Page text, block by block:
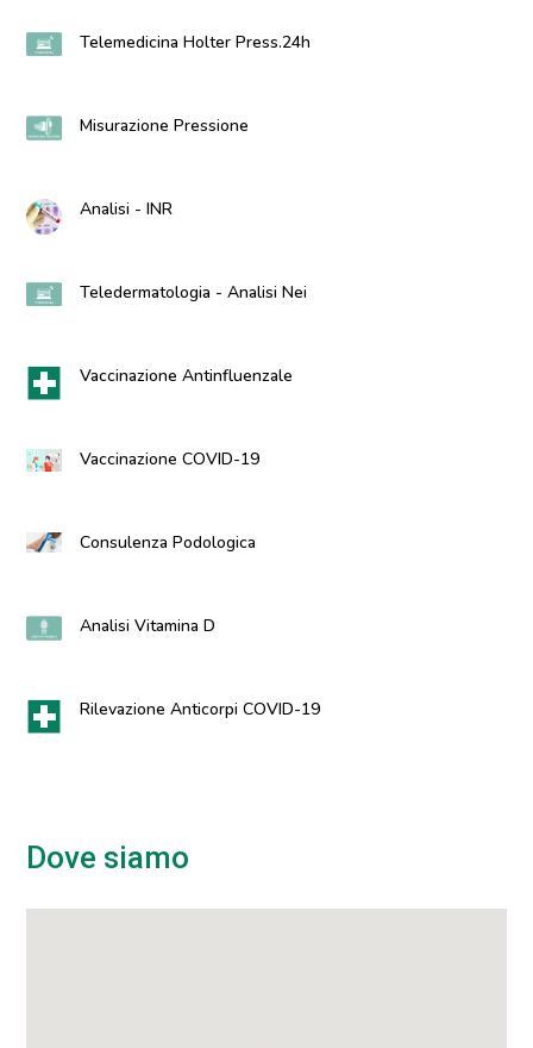
Telemedicina Holter Press.24h
Misurazione Pressione
Analisi - INR
Teledermatologia - Analisi Nei
Vaccinazione Antinfluenzale
Vaccinazione COVID-19
Consulenza Podologica
Analisi Vitamina D
Rilevazione Anticorpi COVID-19
Dove siamo